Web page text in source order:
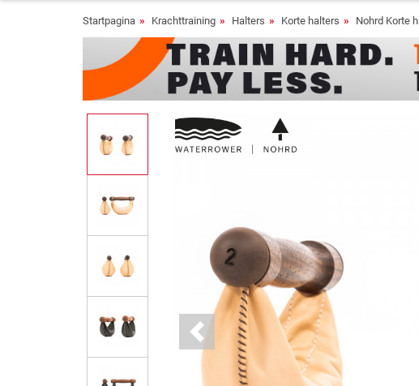
Startpagina Krachttraining Halters Korte halters Nohrd Korte
Previous